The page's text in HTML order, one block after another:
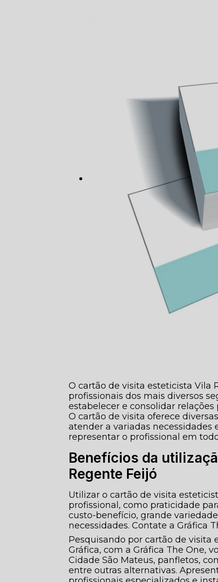
O cartão de visita esteticista Vila
profissionais dos mais diversos
estabelecer e consolidar
O cartão de visita oferece
atender a variadas necessidades
representar o profissional em
Benefícios da
Regente Feijó
Utilizar o cartão de visita
profissional, como praticidade
custo-benefício, grande
necessidades. Contate a Gráfica
Pesquisando por cartão de visita
Gráfica, com a Gráfica The One,
Cidade São Mateus, panfletos,
entre outras alternativas.